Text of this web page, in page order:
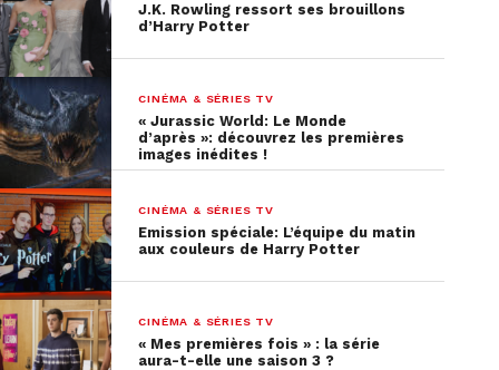
J.K. Rowling ressort ses brouillons
d’Harry Potter
CINÉMA & SÉRIES TV
« Jurassic World: Le Monde
d’après »: découvrez les premières
images inédites !
CINÉMA & SÉRIES TV
Emission spéciale: L’équipe du matin
aux couleurs de Harry Potter
CINÉMA & SÉRIES TV
« Mes premières fois » : la série
aura-t-elle une saison 3 ?